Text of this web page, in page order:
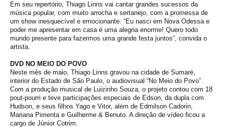
Em seu repertório, Thiago Linns vai cantar grandes sucessos da
música popular, com muito arrocha e sertanejo, com a promessa de
um show inesquecível e emocionante. “Eu nasci em Nova Odessa e
poder me apresentar em casa é uma alegria enorme! Quero todo
mundo presente para fazermos uma grande festa juntos”, convida o
artista.
DVD NO MEIO DO POVO
Neste mês de maio, Thiago Linns gravou na cidade de Sumaré,
interior do Estado de São Paulo, o audiovisual “No Meio do Povo”.
Com a produção musical de Luizinho Souza, o projeto contou com 18
pout-pourri e teve participações especiais de Edson, da dupla com
Hudson, e seus filhos Yago e Vitor, além de Edmilson Cadorin,
Mariana Pimenta e Guilherme & Benuto. A direção de vídeo ficou a
cargo de Júnior Cotrim.